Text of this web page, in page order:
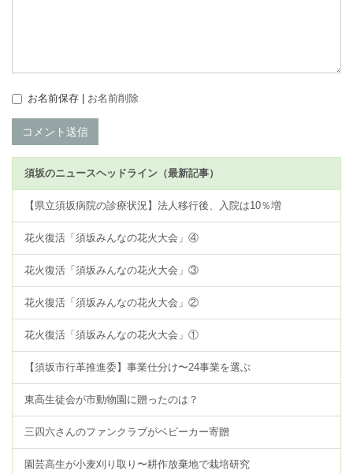
お名前保存 | お名前削除
コメント送信
須坂のニュースヘッドライン（最新記事）
【県立須坂病院の診療状況】法人移行後、入院は10％増
花火復活「須坂みんなの花火大会」④
花火復活「須坂みんなの花火大会」③
花火復活「須坂みんなの花火大会」②
花火復活「須坂みんなの花火大会」①
【須坂市行革推進委】事業仕分け〜24事業を選ぶ
東高生徒会が市動物園に贈ったのは？
三四六さんのファンクラブがベビーカー寄贈
園芸高生が小麦刈り取り〜耕作放棄地で栽培研究